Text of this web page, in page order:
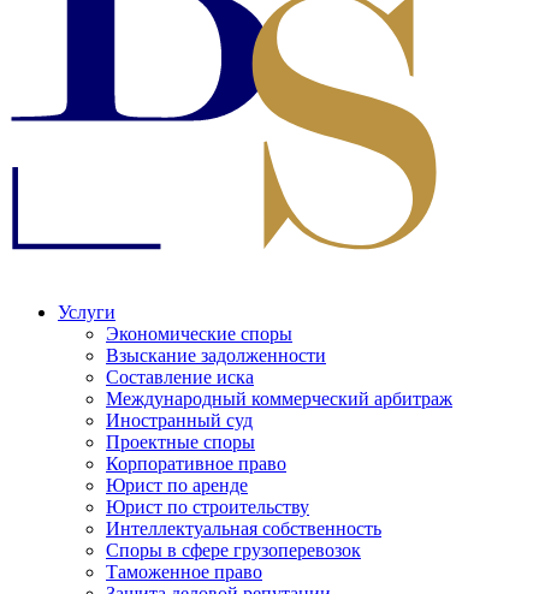
Услуги
Экономические споры
Взыскание задолженности
Составление иска
Международный коммерческий арбитраж
Иностранный суд
Проектные споры
Корпоративное право
Юрист по аренде
Юрист по строительству
Интеллектуальная собственность
Споры в сфере грузоперевозок
Таможенное право